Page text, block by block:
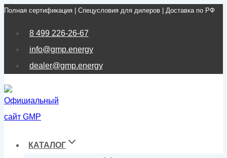
Перейти
Полная сертификация | Спецусловия для дилеров | Доставка по РФ
8 499 226-26-67
info@gmp.energy
dealer@gmp.energy
КАТАЛОГ